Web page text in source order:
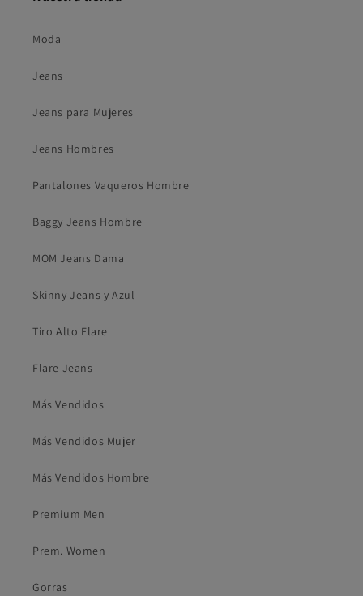
Moda
Jeans
Jeans para Mujeres
Jeans Hombres
Pantalones Vaqueros Hombre
Baggy Jeans Hombre
MOM Jeans Dama
Skinny Jeans y Azul
Tiro Alto Flare
Flare Jeans
Más Vendidos
Más Vendidos Mujer
Más Vendidos Hombre
Premium Men
Prem. Women
Gorras